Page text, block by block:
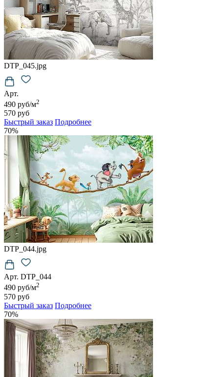
DTP_045.jpg
Арт.
490 руб/м2
570 руб
Быстрый заказ Подробнее
70%
DTP_044.jpg
Арт. DTP_044
490 руб/м2
570 руб
Быстрый заказ Подробнее
70%